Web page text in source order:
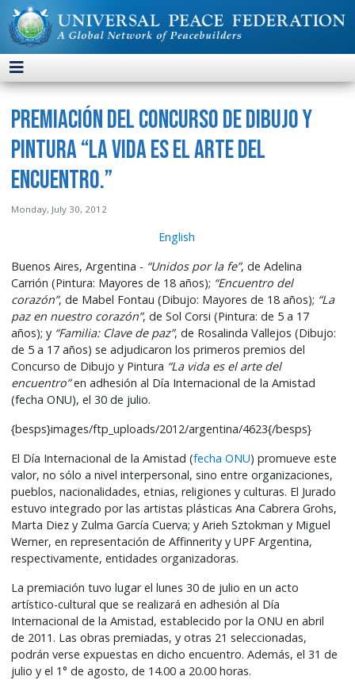
Premiación del Concurso de Dibujo y
Pintura “La vida es el arte del
encuentro.”
Monday, July 30, 2012
English
Buenos Aires, Argentina - “Unidos por la fe”, de Adelina
Carrión (Pintura: Mayores de 18 años); “Encuentro del
corazón”, de Mabel Fontau (Dibujo: Mayores de 18 años); “La
paz en nuestro corazón”, de Sol Corsi (Pintura: de 5 a 17
años); y “Familia: Clave de paz”, de Rosalinda Vallejos (Dibujo:
de 5 a 17 años) se adjudicaron los primeros premios del
Concurso de Dibujo y Pintura “La vida es el arte del
encuentro”en adhesión al Día Internacional de la Amistad
(fecha ONU), el 30 de julio.
{besps}images/ftp_uploads/2012/argentina/4623{/besps}
El Día Internacional de la Amistad (fecha ONU) promueve este
valor, no sólo a nivel interpersonal, sino entre organizaciones,
pueblos, nacionalidades, etnias, religiones y culturas. El Jurado
estuvo integrado por las artistas plásticas Ana Cabrera Grohs,
Marta Diez y Zulma García Cuerva; y Arieh Sztokman y Miguel
Werner, en representación de Affinnerity y UPF Argentina,
respectivamente, entidades organizadoras.
La premiación tuvo lugar el lunes 30 de julio en un acto
artístico-cultural que se realizará en adhesión al Día
Internacional de la Amistad, establecido por la ONU en abril
de 2011. Las obras premiadas, y otras 21 seleccionadas,
podrán verse expuestas en dicho encuentro. Además, el 31 de
julio y el 1° de agosto, de 14.00 a 20.00 horas.